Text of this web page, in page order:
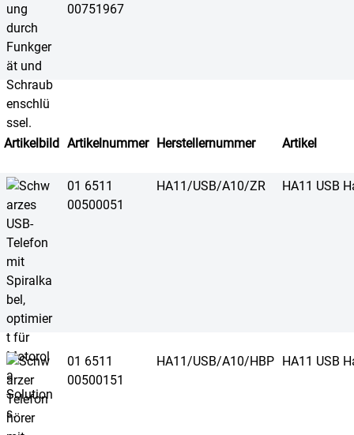
00751967
Artikelbild Artikelnummer Herstellernummer Artikel
01 6511
00500051
HA11/USB/A10/ZR HA11 USB
01 6511
00500151
HA11/USB/A10/HBP HA11 USB